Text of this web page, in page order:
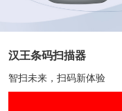
汉王条码扫描器
智扫未来，扫码新体验